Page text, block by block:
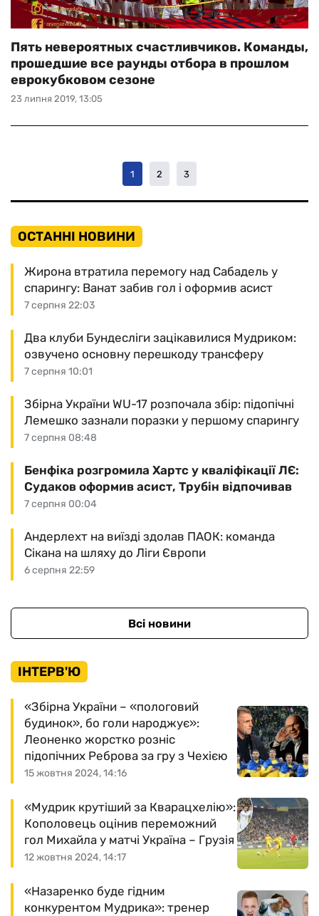
23 липня 2019, 13:05
Пять невероятных счастливчиков. Команды,
прошедшие все раунды отбора в прошлом
еврокубковом сезоне
1 2 3
ОСТАННІ НОВИНИ
7 серпня 22:03
Жирона втратила перемогу над Сабадель у
спарингу: Ванат забив гол і оформив асист
7 серпня 10:01
Два клуби Бундесліги зацікавилися Мудриком:
озвучено основну перешкоду трансферу
7 серпня 08:48
Збірна України WU-17 розпочала збір: підопічні
Лемешко зазнали поразки у першому спарингу
7 серпня 00:04
Бенфіка розгромила Хартс у кваліфікації ЛЄ:
Судаков оформив асист, Трубін відпочивав
6 серпня 22:59
Андерлехт на виїзді здолав ПАОК: команда
Сікана на шляху до Ліги Європи
Всі новини
ІНТЕРВ'Ю
15 жовтня 2024, 14:16
«Збірна України – «пологовий
будинок», бо голи народжує»:
Леоненко жорстко розніс
підопічних Реброва за гру з Чехією
12 жовтня 2024, 14:17
«Мудрик крутіший за Кварацхелію»:
Кополовець оцінив переможний
гол Михайла у матчі Україна – Грузія
«Назаренко буде гідним
конкурентом Мудрика»: тренер